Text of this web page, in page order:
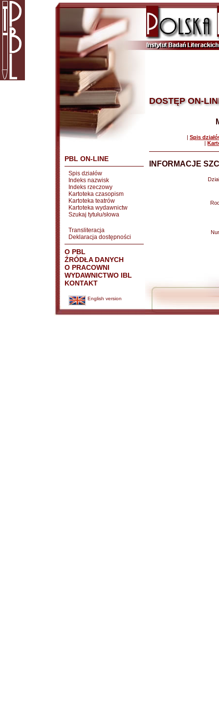
PBL ON-LINE
Spis działów
Indeks nazwisk
Indeks rzeczowy
Kartoteka czasopism
Kartoteka teatrów
Kartoteka wydawnictw
Szukaj tytułu/słowa
Transliteracja
Deklaracja dostępności
O PBL
ŹRÓDŁA DANYCH
O PRACOWNI
WYDAWNICTWO IBL
KONTAKT
English version
DOSTĘP ON-
| Spis
|
INFORMACJE